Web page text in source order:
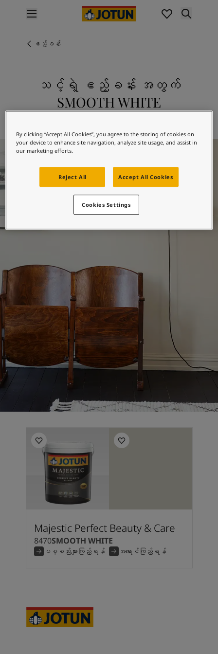
အတွင်းပိုင်းဆေးသုတ်ခြင်း
အိမ်အပြင်သုတ်ဆေးအမျိုးအစားများ
Interior Paint Colours
အတွင်းခန်းအရောင်အားလုံး
အပြင်ပန်းအရောင်အားလုံး
အရောင်ချပ်များ
အရောင်နမူနာများ
အတုယူစရာအသွင်အပြင်များ
အတွင်းခန်းအတွက် အတုယူစရာအသွင်အပြင်များ
အပြင်ပိုင်းအတွက် အတုယူစရာအသွင်အပြင်များ
စိတ်ကူးယဉ်မှုဖြင့်နေထိုင်မှု
ဆောင်းပါးများ
စာရွက်စာတမ်းထုတ်ကုန်
နည်းပညာဆိုင်ရာအချက်အလက်များ
Soulful Spaces - Jotun မှ နောက်ဆုံးထွက်ရှိထားသော အရောင်ချပ်အသစ်
ဧည့်ခန်း
သင့်ရဲ့ ဧည့်ခန်း အတွက်
SMOOTH WHITE
Majestic Perfect Beauty & Care
8470SMOOTH WHITE
ပစ္စည်းများကြည့်ရန် အရောင်ကြည့်ရန်
Living Room Inspiration
By clicking “Accept All Cookies”, you agree to the storing of cookies on
your device to enhance site navigation, analyze site usage, and assist in
our marketing efforts.
Reject All Accept All Cookies
Cookies Settings